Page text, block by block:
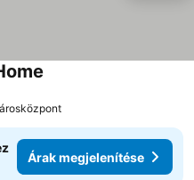
Árak megjelenítése